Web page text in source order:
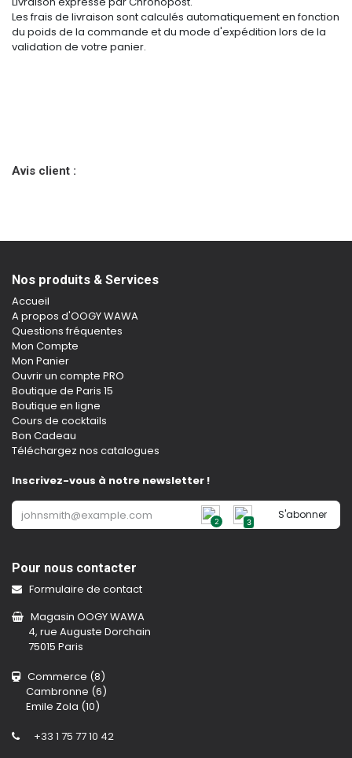
Les frais de livraison sont calculés automatiquement en fonction
du poids de la commande et du mode d'expédition lors de la
validation de votre panier.
Avis client :
Nos produits & Services
Accueil
A propos d'OOGY WAWA
Questions fréquentes
Mon Compte
Mon Panier
Ouvrir un compte PRO
Boutique de Paris 15
Boutique en ligne
Cours de cocktails
Bon Cadeau
Téléchargez nos catalogues
Inscrivez-vous à notre newsletter !
2 3
S'abonner
Pour nous contacter
Formulaire de contact
Magasin OOGY WAWA
4, rue Auguste Dorchain
75015 Paris
Commerce (8)
Cambronne (6)
Emile Zola (10)
+33 1 75 77 10 42